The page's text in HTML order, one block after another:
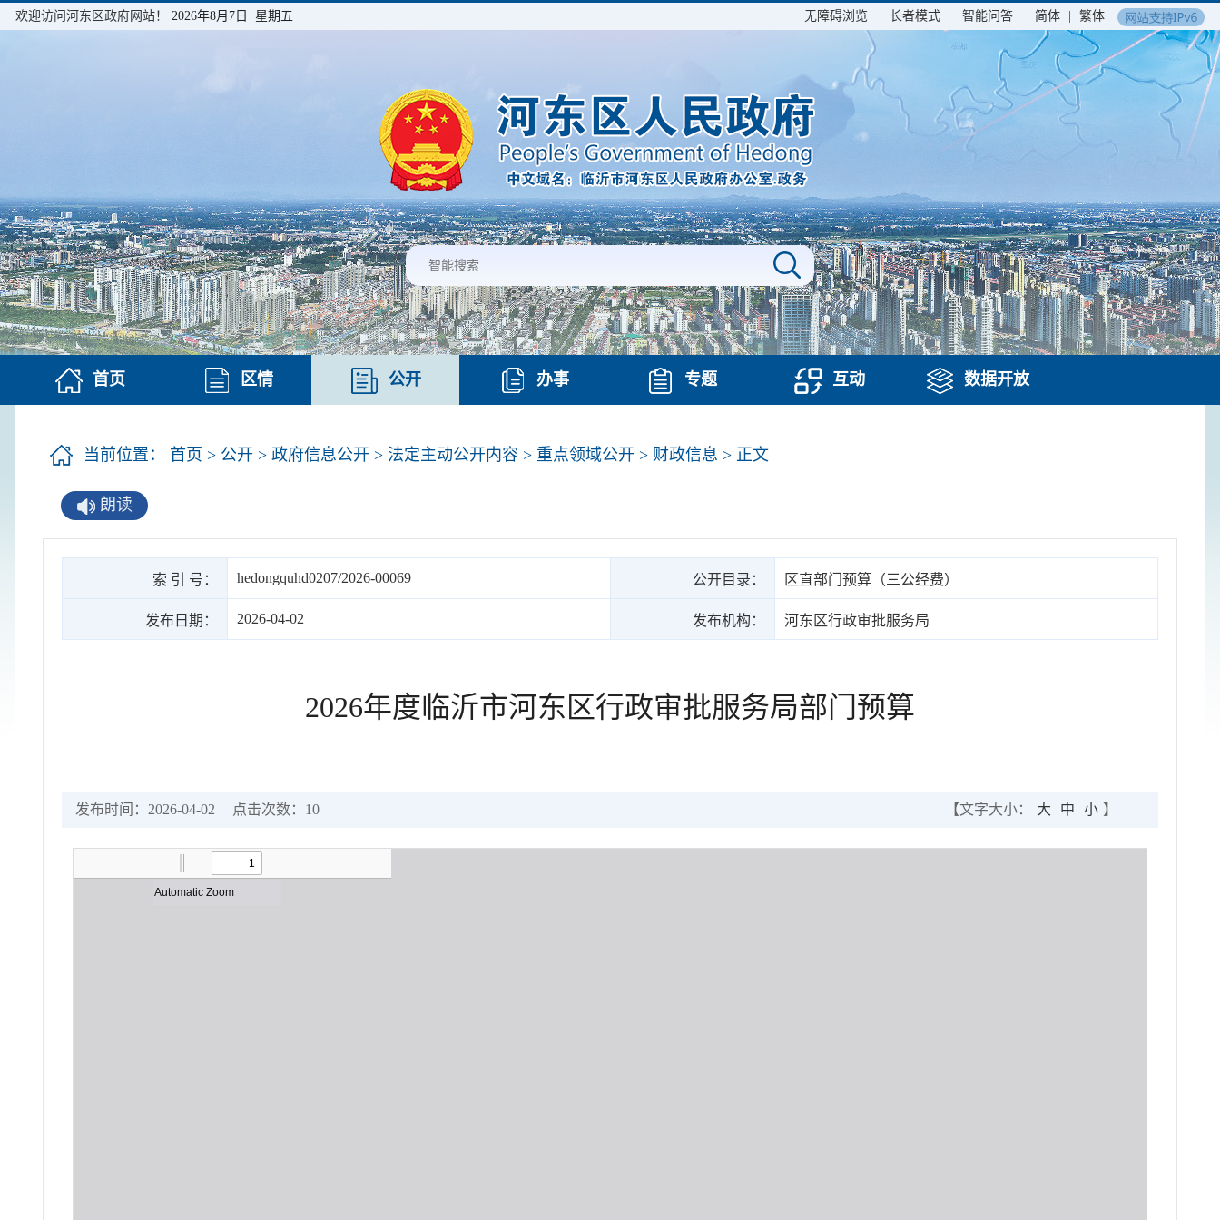
欢迎访问河东区政府网站！ 2026年8月7日 星期五 无障碍浏览 长者模式 智能问答 简体 繁体
首页 区情 公开 办事 专题 互动 数据开放
当前位置： 首页 > 公开 > 政府信息公开 > 法定主动公开内容 > 重点领域公开 > 财政信息 > 正文
朗读
索 引 号： hedongquhd0207/2026-00069 公开目录： 区直部门预算（三公经费）
发布日期： 2026-04-02 发布机构： 河东区行政审批服务局
2026年度临沂市河东区行政审批服务局部门预算
发布时间：2026-04-02 点击次数： 10 【文字大小： 大 中 小 】